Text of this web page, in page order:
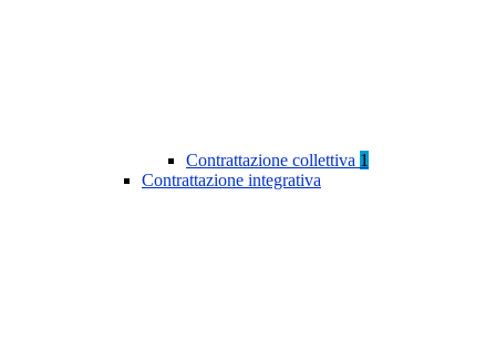
Contrattazione collettiva 1
Contrattazione integrativa